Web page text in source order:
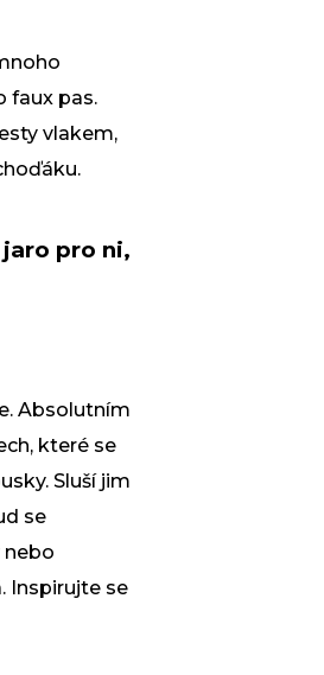
faux pas.
vlakem,
pro ni,
Absolutním
které se
Sluší jim
se
nebo
Inspirujte se